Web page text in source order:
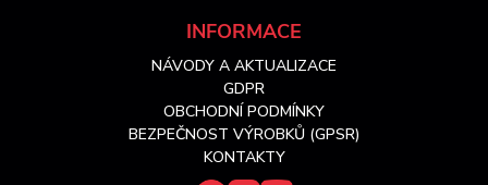
INFORMACE
NÁVODY A AKTUALIZACE
GDPR
OBCHODNÍ PODMÍNKY
BEZPEČNOST VÝROBKŮ (GPSR)
KONTAKTY